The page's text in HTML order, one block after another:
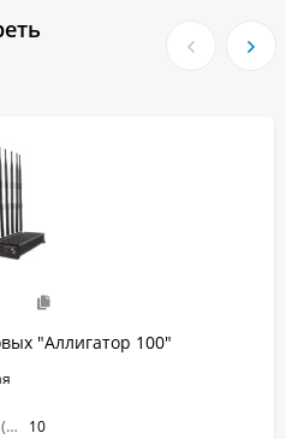
"Аллигатор 100"
Общая выходная мощность (Вт):
10